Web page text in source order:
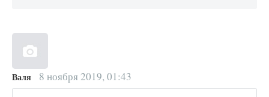
Валя 8 ноября 2019, 01:43